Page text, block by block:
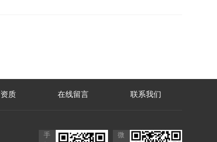
质 在线留言 联系我们
手
微